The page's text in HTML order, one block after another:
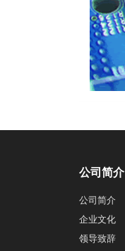
公司简介
公司简介
企业文化
领导致辞